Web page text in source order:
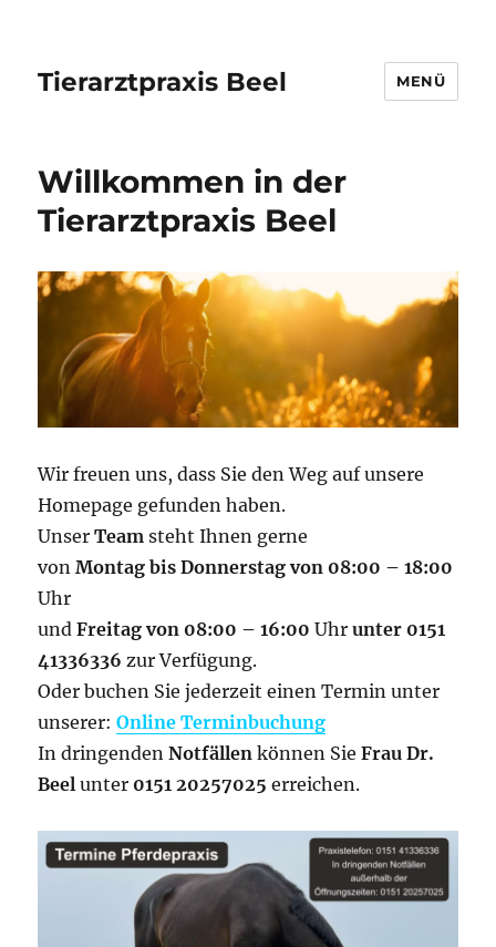
Tierarztpraxis Beel MENÜ
Willkommen in der
Tierarztpraxis Beel
Wir freuen uns, dass Sie den Weg auf unsere
Homepage gefunden haben.
UnserTeam steht Ihnen gerne
vonMontag bis Donnerstag von 08:00 – 18:00
Uhr
undFreitag von 08:00 – 16:00 Uhrunter 0151
41336336 zur Verfügung.
Oder buchen Sie jederzeit einen Termin unter
unserer:Online Terminbuchung
In dringendenNotfällen können SieFrau Dr.
Beel unter 0151 20257025 erreichen.